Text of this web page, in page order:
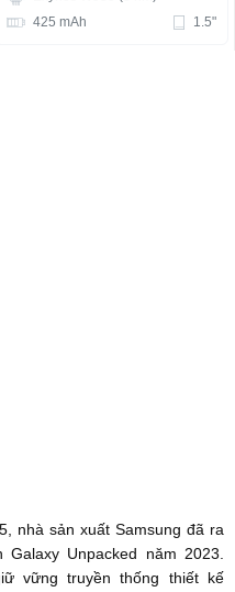
425 mAh
1.5"
nhà sản xuất Samsung đã ra
Unpacked năm 2023.
vững truyền thống thiết kế